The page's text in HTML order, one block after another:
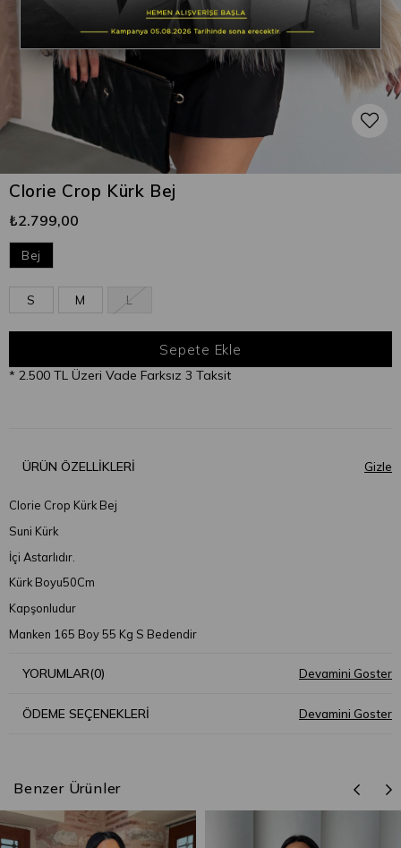
Clorie Crop Kürk Bej
₺2.799,00
Bej
S M L
* 2.500 TL Üzeri Vade Farksız 3 Taksit
ÜRÜN ÖZELLIKLERI
Clorie Crop Kürk Bej
Suni Kürk
İçi Astarlıdır.
Kürk Boyu50Cm
Kapşonludur
Manken 165 Boy 55 Kg S Bedendir
YORUMLAR(0)
ÖDEME SEÇENEKLERI
Benzer Ürünler